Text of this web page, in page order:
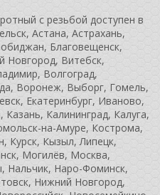
с резьбой доступен в
Астана, Астрахань,
Благовещенск,
Новгород, Витебск,
Волгоград,
Воронеж, Выборг, Гомель,
Екатеринбург, Иваново,
Калининград, Калуга,
на-Амуре, Кострома,
Курск, Кызыл, Липецк,
Могилёв, Москва,
Нальчик, Наро-Фоминск,
Нижний Новгород,